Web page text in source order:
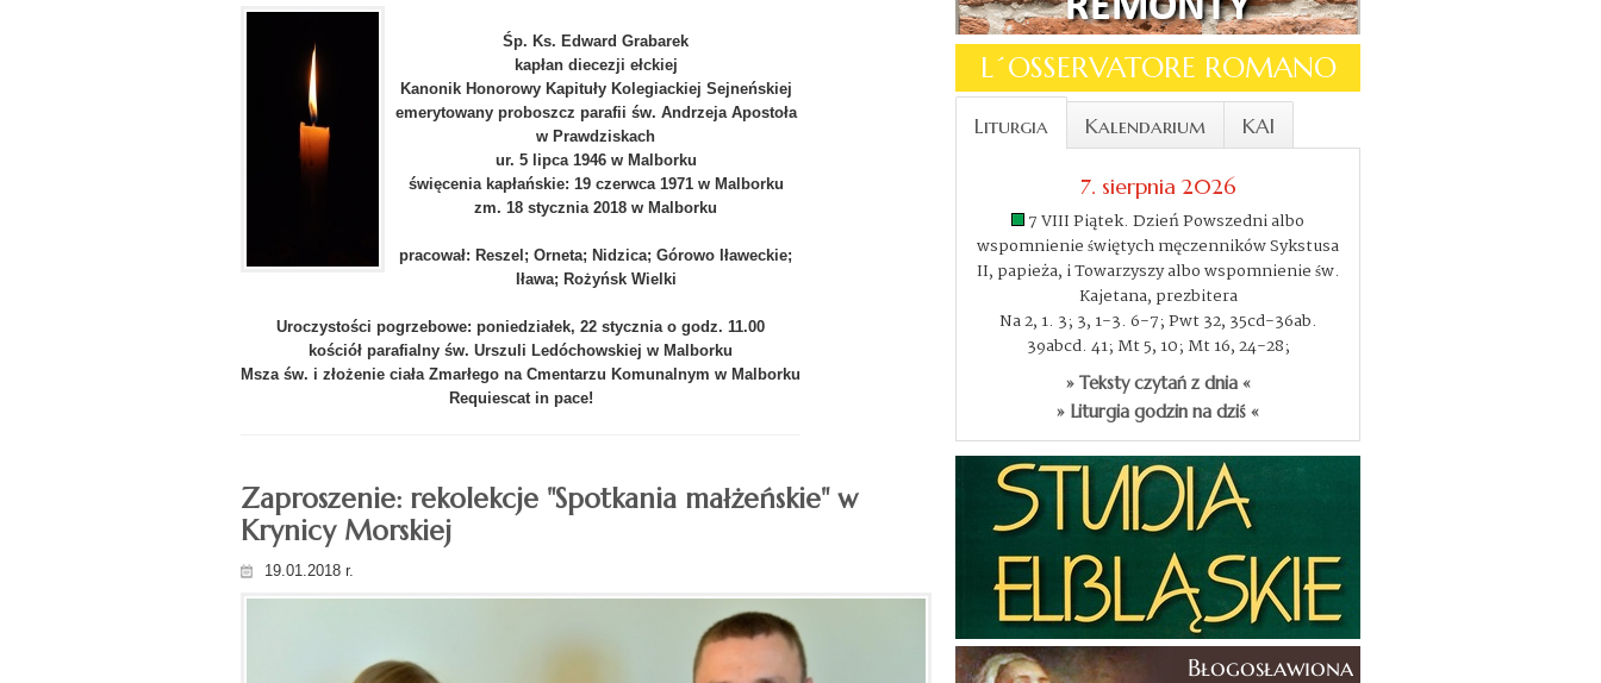
Śp. Ks. Edward Grabarek
kapłan diecezji ełckiej
Kanonik Honorowy Kapituły Kolegiackiej Sejneńskiej
emerytowany proboszcz parafii św. Andrzeja Apostoła
w Prawdziskach
ur. 5 lipca 1946 w Malborku
święcenia kapłańskie: 19 czerwca 1971 w Malborku
zm. 18 stycznia 2018 w Malborku
pracował: Reszel; Orneta; Nidzica; Górowo Iławeckie;
Iława; Rożyńsk Wielki
Uroczystości pogrzebowe: poniedziałek, 22 stycznia o godz. 11.00
kościół parafialny św. Urszuli Ledóchowskiej w Malborku
Msza św. i złożenie ciała Zmarłego na Cmentarzu Komunalnym w Malborku
Requiescat in pace!
Zaproszenie: rekolekcje "Spotkania małżeńskie" w
Krynicy Morskiej
19.01.2018 r.
L´OSSERVATORE ROMANO
Liturgia Kalendarium KAI
7. sierpnia 2026
7 VIII Piątek. Dzień Powszedni albo
wspomnienie świętych męczenników Sykstusa
II, papieża, i Towarzyszy albo wspomnienie św.
Kajetana, prezbitera
Na 2, 1. 3; 3, 1-3. 6-7; Pwt 32, 35cd-36ab.
39abcd. 41; Mt 5, 10; Mt 16, 24-28;
» Teksty czytań z dnia «
» Liturgia godzin na dziś «